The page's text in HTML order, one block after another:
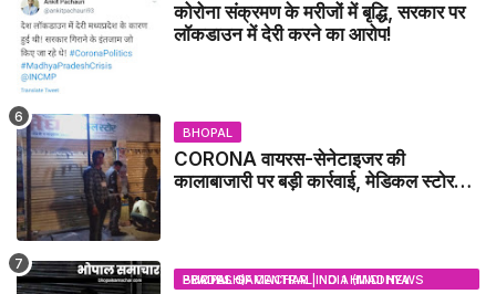
कोरोना संक्रमण के मरीजों में बृद्धि, सरकार पर
लॉकडाउन में देरी करने का आरोप!
BHOPAL
CORONA वायरस-सेनेटाइजर की
कालाबाजारी पर बड़ी कार्रवाई, मेडिकल स्टोर
BHOPAL SAMACHAR | NO 1 HINDI NEWS PORTAL OF CENTRAL INDIA (MADHYA PRADESH)